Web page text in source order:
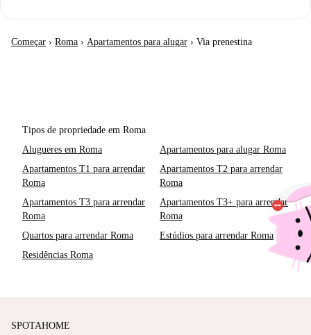
Começar › Roma › Apartamentos para alugar › Via prenestina
Tipos de propriedade em Roma
Alugueres em Roma
Apartamentos para alugar Roma
Apartamentos T1 para arrendar
Roma
Apartamentos T2 para arrendar
Roma
Apartamentos T3 para arrendar
Roma
Apartamentos T3+ para arrendar
Roma
Quartos para arrendar Roma
Estúdios para arrendar Roma
Residências Roma
SPOTAHOME